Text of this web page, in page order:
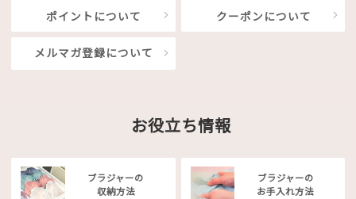
ポイントについて クーポンについて
メルマガ登録について
お役立ち情報
ブラジャーの
収納方法
ブラジャーの
お手入れ方法